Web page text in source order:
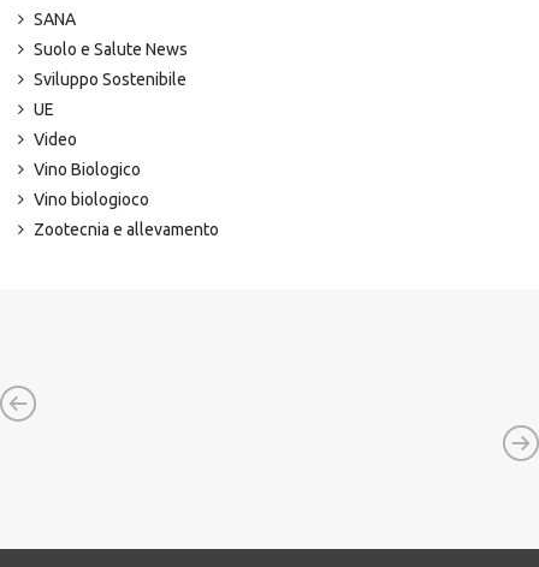
SANA
Suolo e Salute News
Sviluppo Sostenibile
UE
Video
Vino Biologico
Vino biologioco
Zootecnia e allevamento